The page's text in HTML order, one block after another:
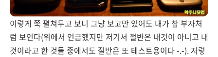
이렇게 쭉 펼쳐두고 보니 그냥 보고만 있어도 내가 참 부자처
럼 보인다(위에서 언급했지만 저기서 절반은 내것이 아니고 내
것이라고 한 것들 중에서도 절반은 또 테스트용이다 -.-). 저렇